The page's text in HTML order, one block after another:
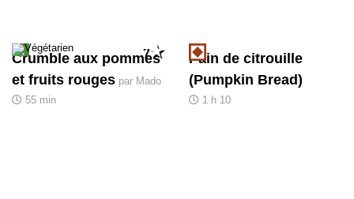
Crumble aux pommes
et fruits rouges par Mado
55 min
7
Pain de citrouille
(Pumpkin Bread)
1 h 10